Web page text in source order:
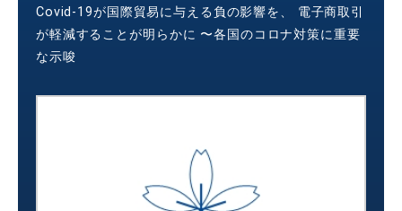
Covid-19が国際貿易に与える負の影響を、 電子商取引
が軽減することが明らかに 〜各国のコロナ対策に重要
な示唆